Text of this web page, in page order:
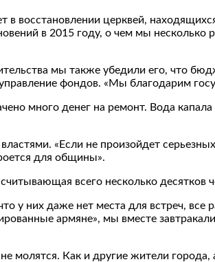
в восстановлении церквей,
в 2015 году, о чем мы
мы также убедили его, что
фондов. «Мы благодарим
много денег на ремонт. Вода
«Если не произойдет
для общины».
всего несколько десятков
у них даже нет места для встреч,
армяне», мы вместе
молятся. Как и другие жители